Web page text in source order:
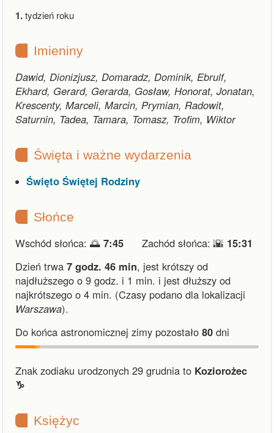
1.tydzień roku
Imieniny
Dawid, Dionizjusz, Domaradz, Dominik, Ebrulf,
Ekhard, Gerard, Gerarda, Gosław, Honorat, Jonatan,
Krescenty, Marceli, Marcin, Prymian, Radowit,
Saturnin, Tadea, Tamara, Tomasz, Trofim, Wiktor
Święta i ważne wydarzenia
Święto Świętej Rodziny
Słońce
Wschód słońca: 🌅 7:45 Zachód słońca: 🌇 15:31
Dzień trwa 7 godz. 46 min, jest krótszy od
najdłuższego o 9 godz. i 1 min. i jest dłuższy od
najkrótszego o 4 min. (Czasy podano dla lokalizacji
Warszawa).
Do końca astronomicznej zimy pozostało 80 dni
Znak zodiaku urodzonych 29 grudnia to Koziorożec
♑︎
Księżyc